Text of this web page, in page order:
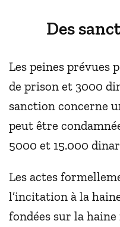
Des
Les peines prévues
de prison et 3000
sanction concerne
peut être
5000 et 15.000
Les actes
l’incitation à la
fondées sur la haine